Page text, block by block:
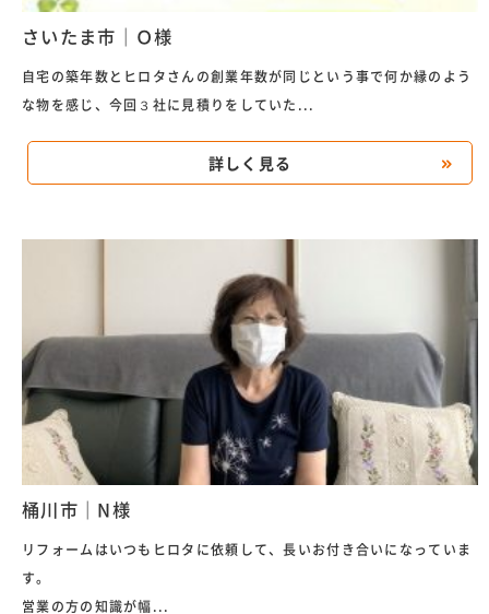
さいたま市｜Ｏ様
自宅の築年数とヒロタさんの創業年数が同じという事で何か縁のよう
な物を感じ、今回３社に見積りをしていた...
詳しく見る
桶川市｜N様
リフォームはいつもヒロタに依頼して、長いお付き合いになっていま
す。
営業の方の知識が幅...